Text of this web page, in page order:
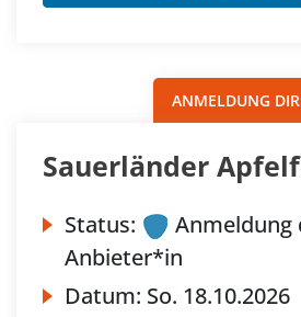
ANMELDUNG
Sauerländer
Status:
Anmeldung
Anbieter*in
Datum: So. 18.10.2026